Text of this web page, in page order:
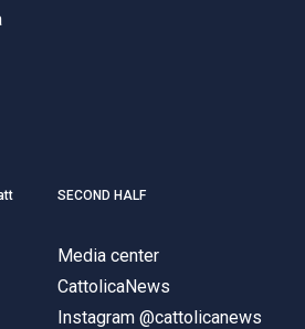
OR STAFF MEMBER
SECOND HALF
Media center
CattolicaNews
Instagram @cattolicanews